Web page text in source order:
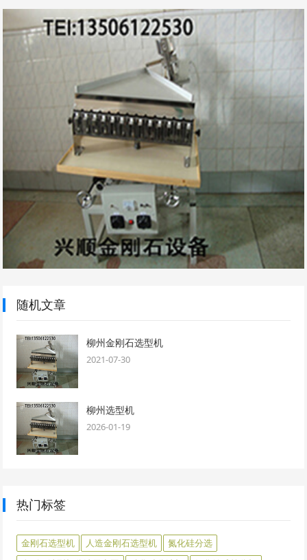
随机文章
柳州金刚石选型机
2021-07-30
柳州选型机
2026-01-19
热门标签
金刚石选型机 人造金刚石选型机
氮化硅分选